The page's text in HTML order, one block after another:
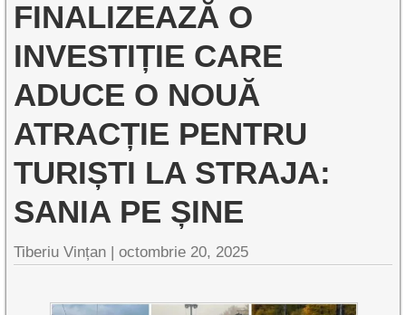
FINALIZEAZĂ O
INVESTIȚIE CARE
ADUCE O NOUĂ
ATRACȚIE PENTRU
TURIȘTI LA STRAJA:
SANIA PE ȘINE
Tiberiu Vințan |octombrie 20, 2025